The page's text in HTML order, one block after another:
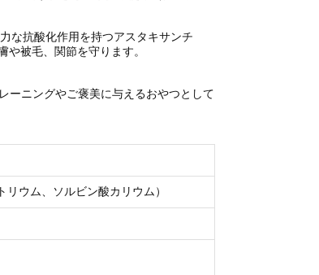
な抗酸化作用を持つアスタキサンチ
被毛、関節を守ります。
ーニングやご褒美に与えるおやつとして
ウム、ソルビン酸カリウム）